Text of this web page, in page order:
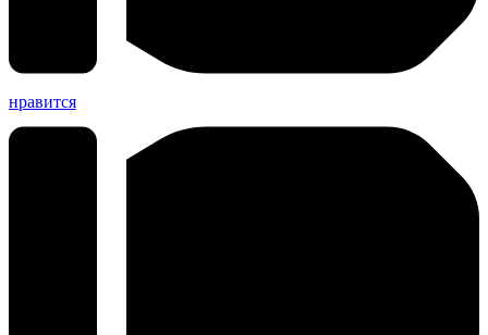
нравится